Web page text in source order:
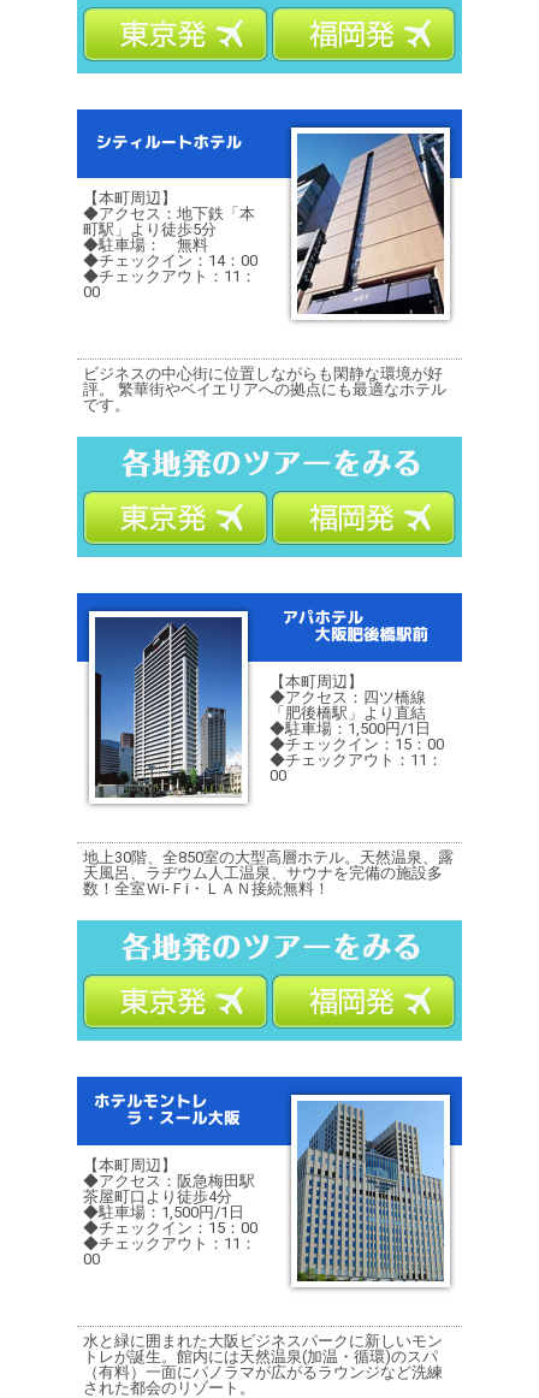
【本町周辺】
◆アクセス：地下鉄「本
町駅」より徒歩5分
◆駐車場： 無料
◆チェックイン：14：00
◆チェックアウト：11：
00
ビジネスの中心街に位置しながらも閑静な環境が好
評。 繁華街やベイエリアへの拠点にも最適なホテル
です。
【本町周辺】
◆アクセス：四ツ橋線
「肥後橋駅」より直結
◆駐車場：1,500円/1日
◆チェックイン：15：00
◆チェックアウト：11：
00
地上30階、全850室の大型高層ホテル。天然温泉、露
天風呂、ラヂウム人工温泉、サウナを完備の施設多
数！全室Ｗi-Ｆi・ＬＡＮ接続無料！
【本町周辺】
◆アクセス：阪急梅田駅
茶屋町口より徒歩4分
◆駐車場：1,500円/1日
◆チェックイン：15：00
◆チェックアウト：11：
00
水と緑に囲まれた大阪ビジネスパークに新しいモン
トレが誕生。館内には天然温泉(加温・循環)のスパ
（有料）一面にパノラマが広がるラウンジなど洗練
された都会のリゾート。